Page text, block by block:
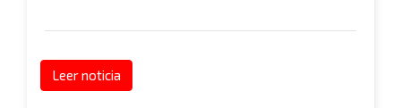
Leer noticia